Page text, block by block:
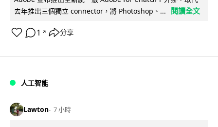
去年推出三個獨立 connector，將 Photoshop、...
閱讀全文
1 ↗ 分享
人工智能
Lawton 7 小時